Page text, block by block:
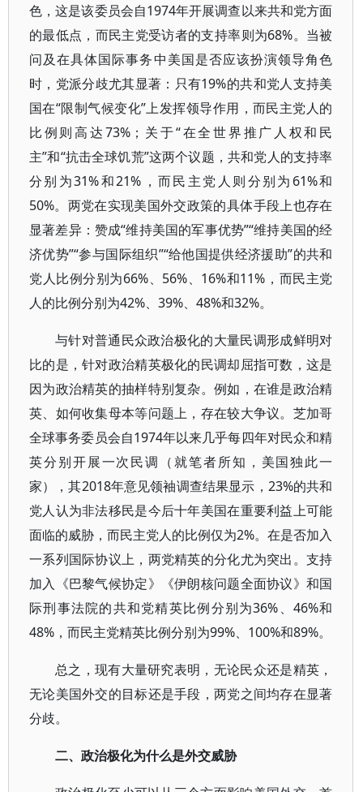
色，这是该委员会自1974年开展调查以来共和党方面
的最低点，而民主党受访者的支持率则为68%。当被
问及在具体国际事务中美国是否应该扮演领导角色
时，党派分歧尤其显著：只有19%的共和党人支持美
国在“限制气候变化”上发挥领导作用，而民主党人的
比例则高达73%；关于“在全世界推广人权和民
主”和“抗击全球饥荒”这两个议题，共和党人的支持率
分别为31%和21%，而民主党人则分别为61%和
50%。两党在实现美国外交政策的具体手段上也存在
显著差异：赞成“维持美国的军事优势”“维持美国的经
济优势”“参与国际组织”“给他国提供经济援助”的共和
党人比例分别为66%、56%、16%和11%，而民主党
人的比例分别为42%、39%、48%和32%。
与针对普通民众政治极化的大量民调形成鲜明对
比的是，针对政治精英极化的民调却屈指可数，这是
因为政治精英的抽样特别复杂。例如，在谁是政治精
英、如何收集母本等问题上，存在较大争议。芝加哥
全球事务委员会自1974年以来几乎每四年对民众和精
英分别开展一次民调（就笔者所知，美国独此一
家），其2018年意见领袖调查结果显示，23%的共和
党人认为非法移民是今后十年美国在重要利益上可能
面临的威胁，而民主党人的比例仅为2%。在是否加入
一系列国际协议上，两党精英的分化尤为突出。支持
加入《巴黎气候协定》《伊朗核问题全面协议》和国
际刑事法院的共和党精英比例分别为36%、46%和
48%，而民主党精英比例分别为99%、100%和89%。
总之，现有大量研究表明，无论民众还是精英，
无论美国外交的目标还是手段，两党之间均存在显著
分歧。
二、政治极化为什么是外交威胁